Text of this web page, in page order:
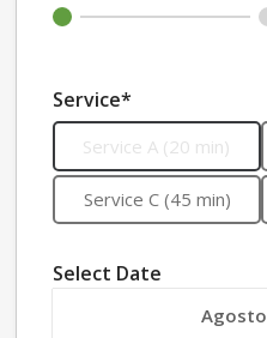
Service*
Service A (20 min)
Service C (45 min)
Select Date
Agosto